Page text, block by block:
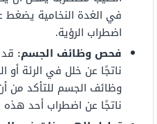
في الغدة النخامية
اضطراب الرؤية.
فحص وظائف الجسم:
ناتجًا عن خلل في الرئة أو
وظائف الجسم للتأكد من
ناتجًا عن اضطراب أحد هذه